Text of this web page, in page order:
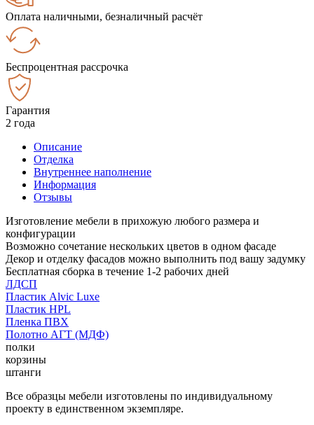
Оплата наличными, безналичный расчёт
Беспроцентная рассрочка
Гарантия
2 года
Описание
Отделка
Внутреннее наполнение
Информация
Отзывы
Изготовление мебели в прихожую любого размера и
конфигурации
Возможно сочетание нескольких цветов в одном фасаде
Декор и отделку фасадов можно выполнить под вашу задумку
Бесплатная сборка в течение 1-2 рабочих дней
ЛДСП
Пластик Alvic Luxe
Пластик HPL
Пленка ПВХ
Полотно АГТ (МДФ)
полки
корзины
штанги
Все образцы мебели изготовлены по индивидуальному
проекту в единственном экземпляре.